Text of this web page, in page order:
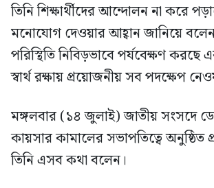
তিনি শিক্ষার্থীদের আন্দোলন না করে
মনোযোগ দেওয়ার আহ্বান জানিয়ে
পরিস্থিতি নিবিড়ভাবে পর্যবেক্ষণ করছে
স্বার্থ রক্ষায় প্রয়োজনীয় সব পদক্ষেপ
মঙ্গলবার (১৪ জুলাই) জাতীয় সংসদে
কায়সার কামালের সভাপতিত্বে অনুষ্ঠিত
তিনি এসব কথা বলেন।